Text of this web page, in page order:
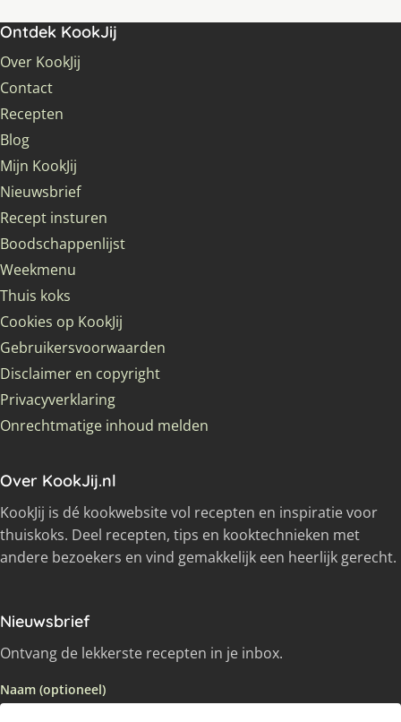
Ontdek KookJij
Over KookJij
Contact
Recepten
Blog
Mijn KookJij
Nieuwsbrief
Recept insturen
Boodschappenlijst
Weekmenu
Thuis koks
Cookies op KookJij
Gebruikersvoorwaarden
Disclaimer en copyright
Privacyverklaring
Onrechtmatige inhoud melden
Over KookJij.nl
KookJij is dé kookwebsite vol recepten en inspiratie voor
thuiskoks. Deel recepten, tips en kooktechnieken met
andere bezoekers en vind gemakkelijk een heerlijk gerecht.
Nieuwsbrief
Ontvang de lekkerste recepten in je inbox.
Naam (optioneel)